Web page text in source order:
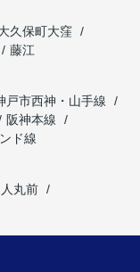
久保町大窪
藤江
戸市西神・山手線
阪神本線
ド線
人丸前